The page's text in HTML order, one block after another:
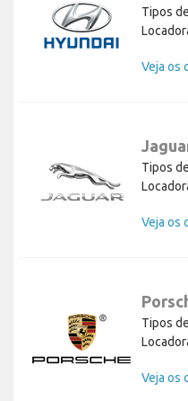
Tipos
Veja os
Tipos
Veja os
Tipos
Veja os